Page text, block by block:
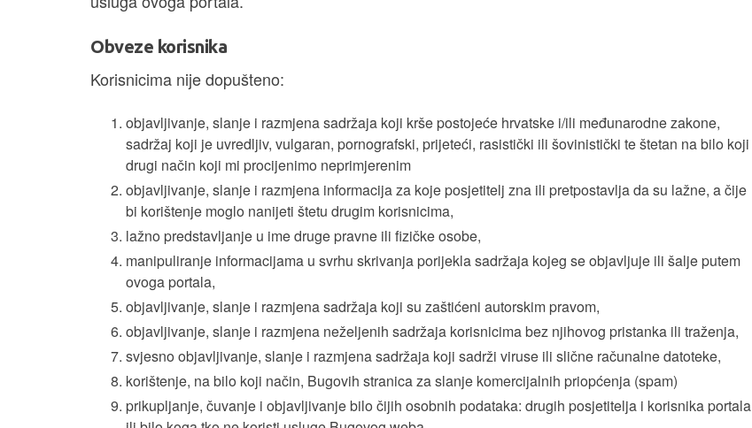
Obveze korisnika
Korisnicima nije dopušteno:
objavljivanje, slanje i razmjena sadržaja koji krše postojeće hrvatske i/ili međunarodne zakone,
sadržaj koji je uvredljiv, vulgaran, pornografski, prijeteći, rasistički ili šovinistički te štetan na bilo koji
drugi način koji mi procijenimo neprimjerenim
objavljivanje, slanje i razmjena informacija za koje posjetitelj zna ili pretpostavlja da su lažne, a čije
bi korištenje moglo nanijeti štetu drugim korisnicima,
lažno predstavljanje u ime druge pravne ili fizičke osobe,
manipuliranje informacijama u svrhu skrivanja porijekla sadržaja kojeg se objavljuje ili šalje putem
ovoga portala,
objavljivanje, slanje i razmjena sadržaja koji su zaštićeni autorskim pravom,
objavljivanje, slanje i razmjena neželjenih sadržaja korisnicima bez njihovog pristanka ili traženja,
svjesno objavljivanje, slanje i razmjena sadržaja koji sadrži viruse ili slične računalne datoteke,
korištenje, na bilo koji način, Bugovih stranica za slanje komercijalnih priopćenja (spam)
prikupljanje, čuvanje i objavljivanje bilo čijih osobnih podataka: drugih posjetitelja i korisnika portala